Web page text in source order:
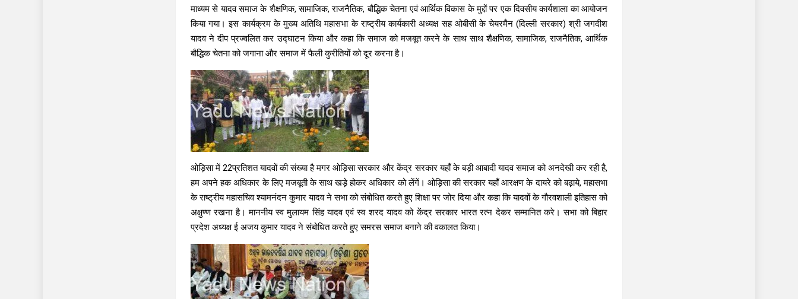
माध्यम से यादव समाज के शैक्षणिक, सामाजिक, राजनैतिक, बौद्धिक चेतना एवं आर्थिक विकास के मुद्दों पर एक दिवसीय कार्यशाला का आयोजन
किया गया। इस कार्यक्रम के मुख्य अतिथि महासभा के राष्ट्रीय कार्यकारी अध्यक्ष सह ओबीसी के चेयरमैन (दिल्ली सरकार) श्री जगदीश
यादव ने दीप प्रज्वलित कर उद्घाटन किया और कहा कि समाज को मजबूत करने के साथ साथ शैक्षणिक, सामाजिक, राजनैतिक, आर्थिक
बौद्धिक चेतना को जगाना और समाज में फैली कुरीतियों को दूर करना है।
ओड़िसा में 22प्रतिशत यादवों की संख्या है मगर ओड़िसा सरकार और केंद्र सरकार यहाँ के बड़ी आबादी यादव समाज को अनदेखी कर रही है,
हम अपने हक अधिकार के लिए मजबूती के साथ खड़े होकर अधिकार को लेंगें। ओड़िसा की सरकार यहाँ आरक्षण के दायरे को बढ़ाये, महासभा
के राष्ट्रीय महासचिव श्यामनंदन कुमार यादव ने सभा को संबोधित करते हुए शिक्षा पर जोर दिया और कहा कि यादवों के गौरवशाली इतिहास को
अक्षुण्ण रखना है। माननीय स्व मुलायम सिंह यादव एवं स्व शरद यादव को केंद्र सरकार भारत रत्न देकर सम्मानित करे। सभा को बिहार
प्रदेश अध्यक्ष ई अजय कुमार यादव ने संबोधित करते हुए समरस समाज बनाने की वकालत किया।